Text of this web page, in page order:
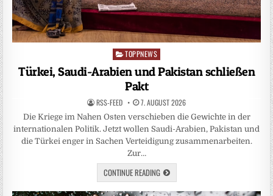
Posted
in
TOPPNEWS
Türkei, Saudi-Arabien und Pakistan schließen
Pakt
RSS-FEED 7. AUGUST 2026
Die Kriege im Nahen Osten verschieben die Gewichte in der
internationalen Politik. Jetzt wollen Saudi-Arabien, Pakistan und
die Türkei enger in Sachen Verteidigung zusammenarbeiten.
Zur…
CONTINUE READING